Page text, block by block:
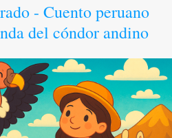
- Cuento peruano
del cóndor andino